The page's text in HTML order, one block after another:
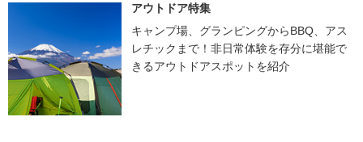
アウトドア特集
キャンプ場、グランピングからBBQ、アス
レチックまで！非日常体験を存分に堪能で
きるアウトドアスポットを紹介